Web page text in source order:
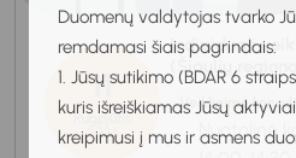
Duomenų valdytojas tvarko
remdamasi šiais pagrindais:
1. Jūsų sutikimo (BDAR 6
kuris išreiškiamas Jūsų
kreipimusi į mus ir asmens
11
Rugpjūtis
2026
Individuali
(Šiaulių
Veiklinimo
Nuotolinė